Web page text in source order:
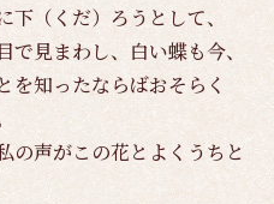
（くだ）ろうとして、
見まわし、白い蝶も今、
を知ったならばおそらく
の声がこの花とよくうちと